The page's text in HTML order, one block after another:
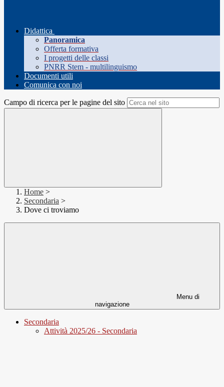
Didattica
Panoramica
Offerta formativa
I progetti delle classi
PNRR Stem - multilinguismo
Documenti utili
Comunica con noi
Campo di ricerca per le pagine del sito
Home >
Secondaria >
Dove ci troviamo
Menu di
navigazione
Secondaria
Attività 2025/26 - Secondaria